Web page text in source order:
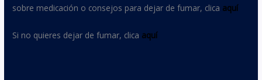
sobre medicación o consejos para dejar de fumar, clica aquí
Si no quieres dejar de fumar, clica aquí